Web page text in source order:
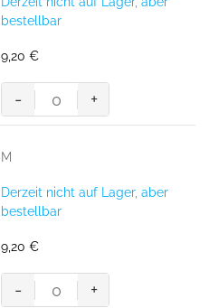
Polyester,
g/m²)
Menge
bestellbar
9,20 €
Women-
T-
Performance,
SONNE
Polyester,
g/m²)
Menge
- +
M
Derzeit nicht auf Lager, aber
bestellbar
9,20 €
Women-
- +